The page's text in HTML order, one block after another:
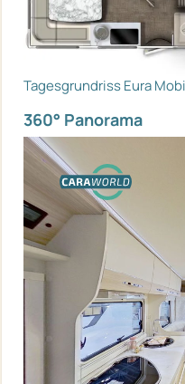
Tagesgrundriss Eura
360° Panorama